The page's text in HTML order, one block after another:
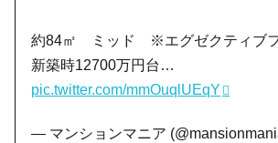
約84㎡ ミッド ※エグゼクティブ
新築時12700万円台…
pic.twitter.com/mmOuqlUEqY
— マンションマニア